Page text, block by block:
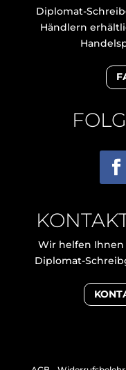
Diplomat-
Händlern
Wir helfen Ihnen
Diplomat-